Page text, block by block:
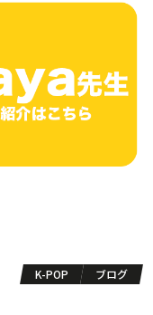
K-POP ブログ